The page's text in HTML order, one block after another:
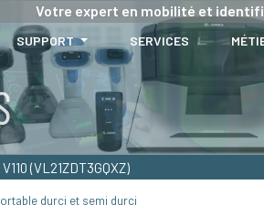
Votre expert en mobilité et
SUPPORT SERVICES
V110 (VL21ZDT3GQXZ)
durci et semi durci